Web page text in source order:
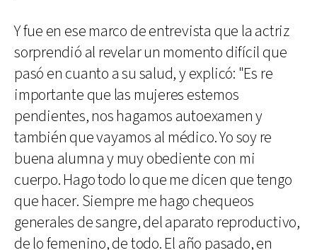
Y fue en ese marco de entrevista que la actriz
sorprendió al revelar un momento difícil que
pasó en cuanto a su salud, y explicó: "Es re
importante que las mujeres estemos
pendientes, nos hagamos autoexamen y
también que vayamos al médico. Yo soy re
buena alumna y muy obediente con mi
cuerpo. Hago todo lo que me dicen que tengo
que hacer. Siempre me hago chequeos
generales de sangre, del aparato reproductivo,
de lo femenino, de todo. El año pasado, en